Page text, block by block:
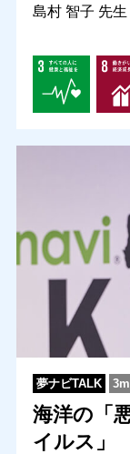
島村 智子 先生
夢ナビTALK
海洋の「
イルス」